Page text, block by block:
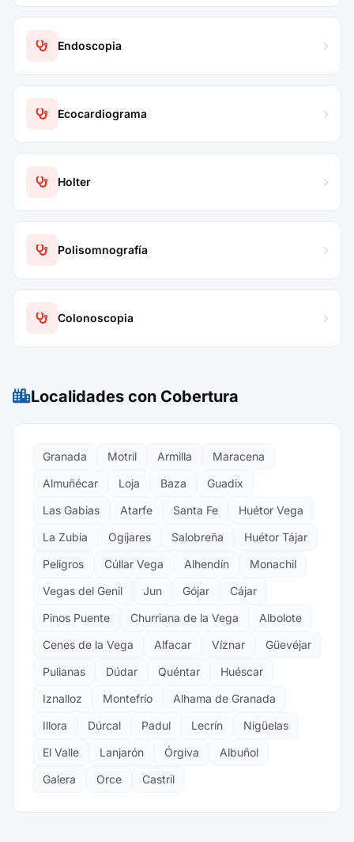
Endoscopia
Ecocardiograma
Holter
Polisomnografía
Colonoscopia
Localidades con Cobertura
Granada Motril Armilla
Maracena
Almuñécar
Loja Baza
Guadix
Las Gabias
Atarfe Santa Fe
Huétor Vega
La Zubia
Ogíjares Salobreña
Huétor Tájar
Peligros
Cúllar Vega Alhendín
Monachil
Vegas del Genil
Jun Gójar
Cájar
Pinos Puente
Churriana de la Vega
Albolote
Cenes de la Vega
Alfacar Víznar
Güevéjar
Pulianas
Dúdar Quéntar
Huéscar
Iznalloz
Montefrío
Alhama de Granada
Illora
Dúrcal Padul Lecrín
Nigüelas
El Valle
Lanjarón Órgiva
Albuñol
Galera
Orce Castril